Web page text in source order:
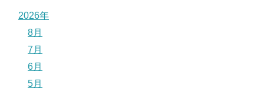
2026年
8月
7月
6月
5月